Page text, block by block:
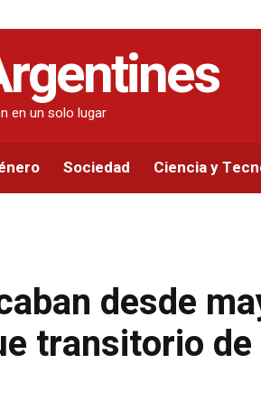
en un solo lugar
Sociedad Ciencia y
desde
transitorio